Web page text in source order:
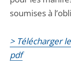
soumises à
> Télécharger
pdf